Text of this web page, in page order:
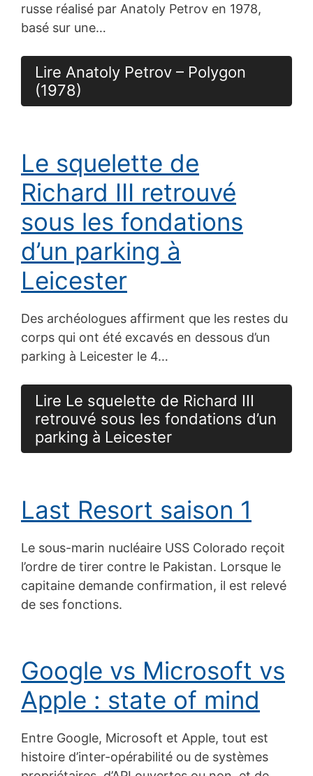
russe réalisé par Anatoly Petrov en 1978,
basé sur une…
Lire Anatoly Petrov – Polygon
(1978)
Le squelette de
Richard III retrouvé
sous les fondations
d’un parking à
Leicester
Des archéologues affirment que les restes du
corps qui ont été excavés en dessous d’un
parking à Leicester le 4…
Lire Le squelette de Richard III
retrouvé sous les fondations d’un
parking à Leicester
Last Resort saison 1
Le sous-marin nucléaire USS Colorado reçoit
l’ordre de tirer contre le Pakistan. Lorsque le
capitaine demande confirmation, il est relevé
de ses fonctions.
Google vs Microsoft vs
Apple : state of mind
Entre Google, Microsoft et Apple, tout est
histoire d’inter-opérabilité ou de systèmes